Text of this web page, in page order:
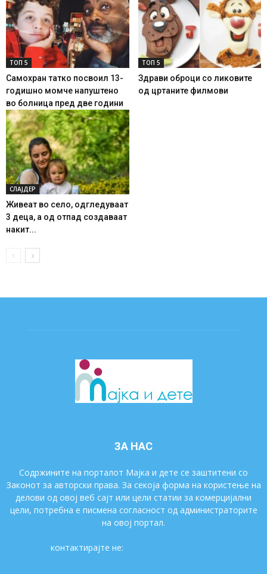
ТОП 5
Самохран татко посвоил 13-
годишно момче напуштено
во болница пред две години
ТОП 5
Здрави оброци со ликовите
од цртаните филмови
СЛАЈДЕР
Живеат во село, одгледуваат
3 деца, а од отпад создаваат
накит...
ЗА НАС
Содржините на порталот Мајка и дете се заштитени со
Законот за авторски права. За секоја форма на користење на
делови од овој веб сајт или цели статии за комерцијални
цели, потребна е писмена согласност од администраторите
на овој портал.
контактирајте не: